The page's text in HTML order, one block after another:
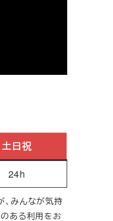
土日祝
24h
、みんなが気持
ある利用をお